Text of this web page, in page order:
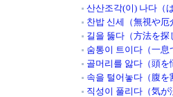
산산조각(이) 나다（
찬밥 신세（無視や厄
길을 뚫다（方法を探
숨통이 트이다（一息
골머리를 앓다（頭を
속을 털어놓다（腹を
직성이 풀리다（気が